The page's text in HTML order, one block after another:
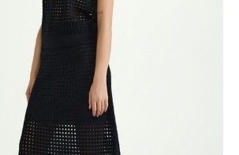
цвета при соблюдении рекомендаций по
с моделью LDK2442.